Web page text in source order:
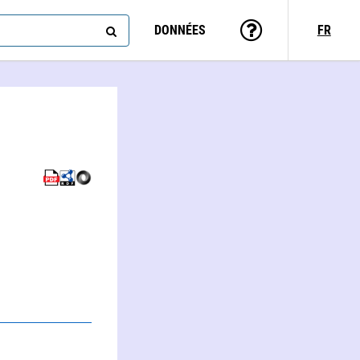
DONNÉES FR